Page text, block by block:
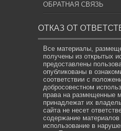
ОБРАТНАЯ СВЯЗЬ
ОТКАЗ ОТ
Все материалы,
получены из открытых
предоставлены
опубликованы в
соответствии с
добросовестном
права на размещенные
принадлежат их
сайта не несет
содержание
использование в